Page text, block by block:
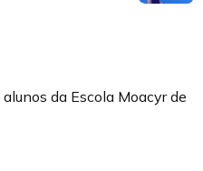
da Escola Moacyr de